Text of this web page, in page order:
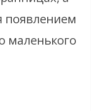
появлением
маленького